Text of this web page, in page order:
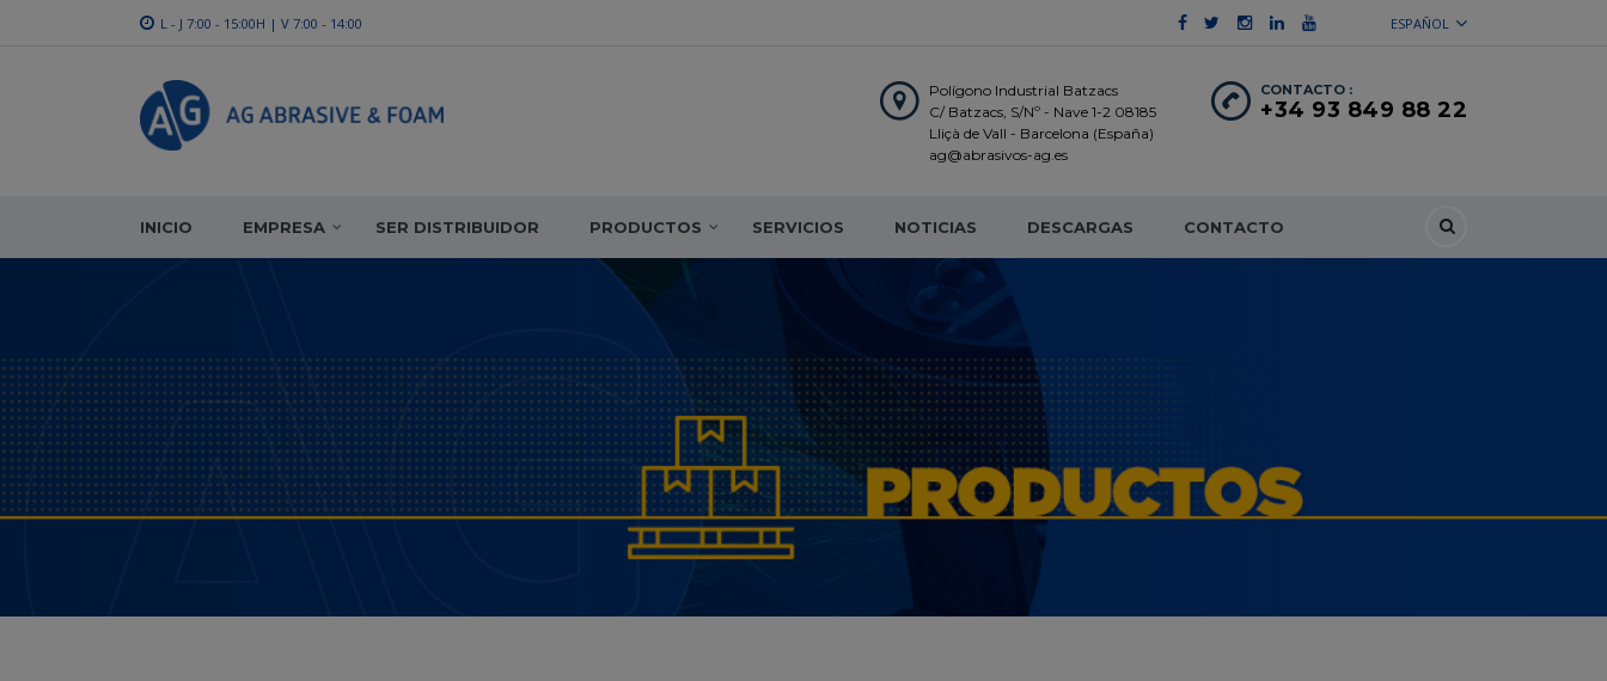
ESPAÑOL
L - J 7:00 - 15:00H | V 7:00 - 14:00
CONTACTO :
+34 93 849 88 22
Polígono Industrial Batzacs
C/ Batzacs, S/Nº - Nave 1-2 08185
Lliçà de Vall - Barcelona (España)
ag@abrasivos-ag.es
INICIO EMPRESA SER DISTRIBUIDOR PRODUCTOS SERVICIOS NOTICIAS DESCARGAS CONTACTO